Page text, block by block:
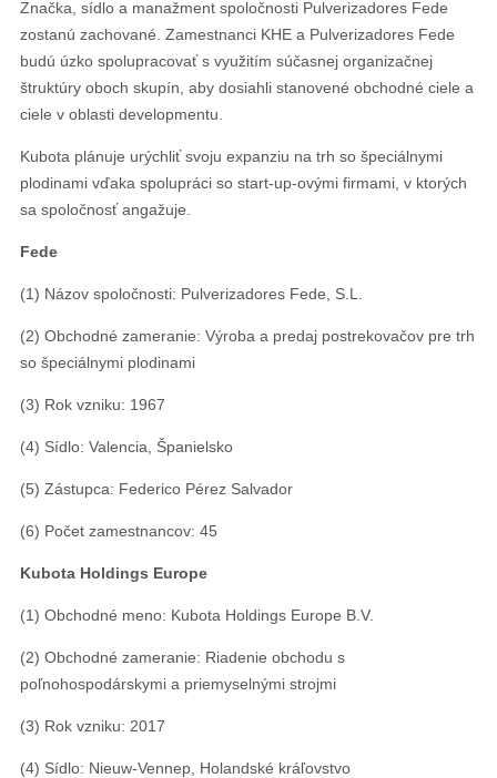
Značka, sídlo a manažment spoločnosti Pulverizadores Fede
zostanú zachované. Zamestnanci KHE a Pulverizadores Fede
budú úzko spolupracovať s využitím súčasnej organizačnej
štruktúry oboch skupín, aby dosiahli stanovené obchodné ciele a
ciele v oblasti developmentu.
Kubota plánuje urýchliť svoju expanziu na trh so špeciálnymi
plodinami vďaka spolupráci so start-up-ovými firmami, v ktorých
sa spoločnosť angažuje.
Fede
(1) Názov spoločnosti: Pulverizadores Fede, S.L.
(2) Obchodné zameranie: Výroba a predaj postrekovačov pre trh
so špeciálnymi plodinami
(3) Rok vzniku: 1967
(4) Sídlo: Valencia, Španielsko
(5) Zástupca: Federico Pérez Salvador
(6) Počet zamestnancov: 45
Kubota Holdings Europe
(1) Obchodné meno: Kubota Holdings Europe B.V.
(2) Obchodné zameranie: Riadenie obchodu s
poľnohospodárskymi a priemyselnými strojmi
(3) Rok vzniku: 2017
(4) Sídlo: Nieuw-Vennep, Holandské kráľovstvo